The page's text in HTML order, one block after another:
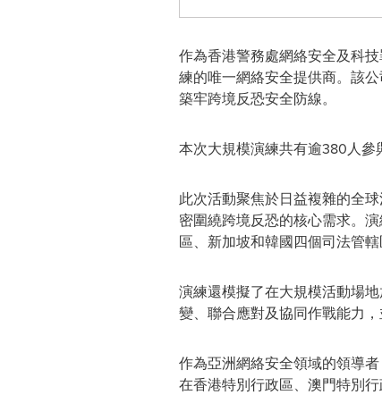
作為香港警務處網絡安全及科
練的唯一網絡安全提供商。該
築牢跨境反恐安全防線。
本次大規模演練共有逾380人參
此次活動聚焦於日益複雜的全
密圍繞跨境反恐的核心需求。
區、新加坡和韓國四個司法管
演練還模擬了在大規模活動場
變、聯合應對及協同作戰能力
作為亞洲網絡安全領域的領導者
在香港特別行政區、澳門特別